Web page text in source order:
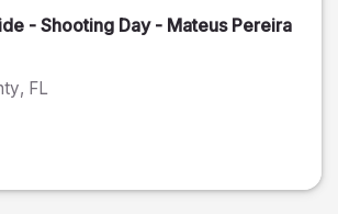
- Shooting Day - Mateus Pereira
, FL